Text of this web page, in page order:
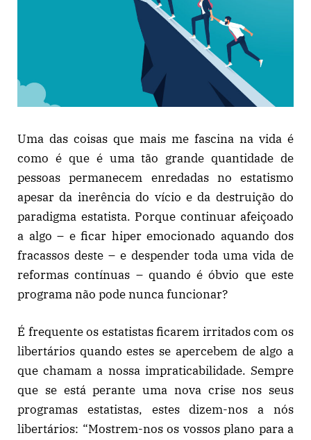
Uma das coisas que mais me fascina na vida é
como é que é uma tão grande quantidade de
pessoas permanecem enredadas no estatismo
apesar da inerência do vício e da destruição do
paradigma estatista. Porque continuar afeiçoado
a algo – e ficar hiper emocionado aquando dos
fracassos deste – e despender toda uma vida de
reformas contínuas – quando é óbvio que este
programa não pode nunca funcionar?
É frequente os estatistas ficarem irritados com os
libertários quando estes se apercebem de algo a
que chamam a nossa impraticabilidade. Sempre
que se está perante uma nova crise nos seus
programas estatistas, estes dizem-nos a nós
libertários: “Mostrem-nos os vossos plano para a